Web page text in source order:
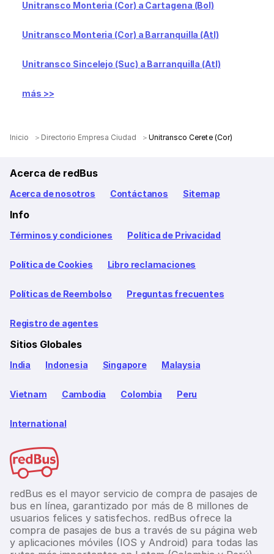
Unitransco Monteria (Cor) a Cartagena (Bol)
Unitransco Monteria (Cor) a Barranquilla (Atl)
Unitransco Sincelejo (Suc) a Barranquilla (Atl)
más >>
Inicio Directorio Empresa Ciudad Unitransco Cerete (Cor)
Acerca de redBus
Acerca de nosotros Contáctanos Sitemap
Info
Términos y condiciones Política de Privacidad
Política de Cookies Libro reclamaciones
Políticas de Reembolso Preguntas frecuentes
Registro de agentes
Sitios Globales
India Indonesia Singapore Malaysia
Vietnam Cambodia Colombia Peru
International
redBus es el mayor servicio de compra de pasajes de
bus en línea, garantizado por más de 8 millones de
usuarios felices y satisfechos. redBus ofrece la
compra de pasajes de bus a través de su página web
y aplicaciones móviles (IOS y Android) para todas las